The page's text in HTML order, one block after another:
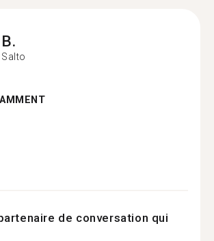
B.
Salto
de conversation qui